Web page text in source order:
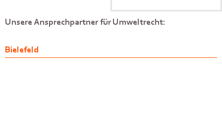
Unsere Ansprechpartner für Umweltrecht:
Bielefeld